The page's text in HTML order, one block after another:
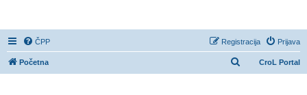
ČPP Prijava
Registracija
CroL Portal
Početna